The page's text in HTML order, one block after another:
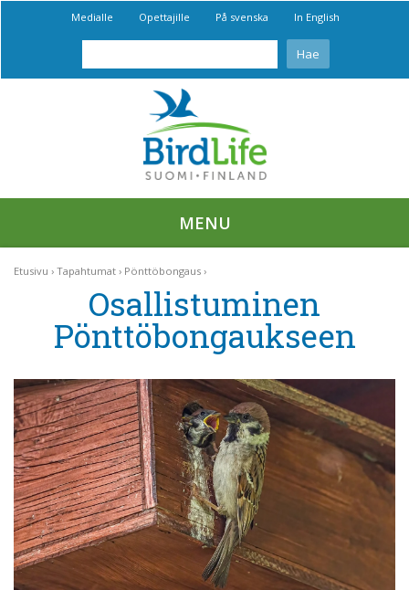
Medialle Opettajille På svenska In English
MENU
Etusivu Tapahtumat Pönttöbongaus
Osallistuminen
Pönttöbongaukseen